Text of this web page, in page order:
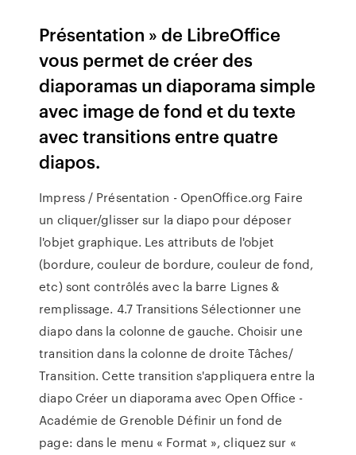
Présentation » de LibreOffice
vous permet de créer des
diaporamas un diaporama simple
avec image de fond et du texte
avec transitions entre quatre
diapos.
Impress / Présentation - OpenOffice.org Faire
un cliquer/glisser sur la diapo pour déposer
l'objet graphique. Les attributs de l'objet
(bordure, couleur de bordure, couleur de fond,
etc) sont contrôlés avec la barre Lignes &
remplissage. 4.7 Transitions Sélectionner une
diapo dans la colonne de gauche. Choisir une
transition dans la colonne de droite Tâches/
Transition. Cette transition s'appliquera entre la
diapo Créer un diaporama avec Open Office -
Académie de Grenoble Définir un fond de
page: dans le menu « Format », cliquez sur «